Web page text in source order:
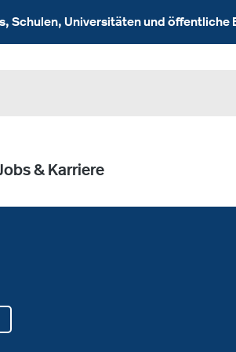
Schulen, Universitäten und öffentliche
& Karriere